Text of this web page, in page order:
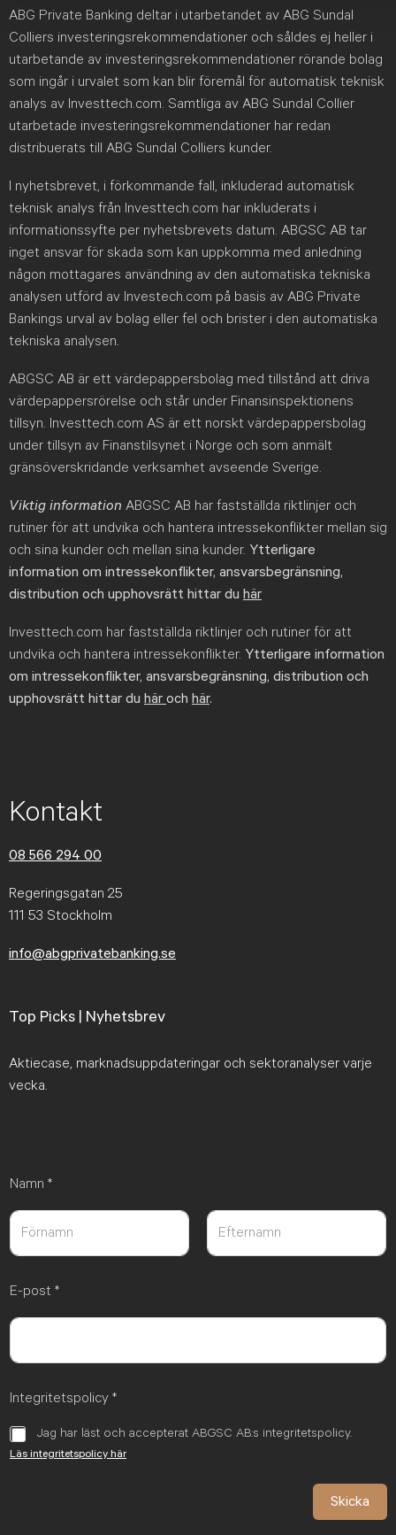
ABG Private Banking deltar i utarbetandet av ABG Sundal
Colliers investeringsrekommendationer och såldes ej heller i
utarbetande av investeringsrekommendationer rörande bolag
som ingår i urvalet som kan blir föremål för automatisk teknisk
analys av Investtech.com. Samtliga av ABG Sundal Collier
utarbetade investeringsrekommendationer har redan
distribuerats till ABG Sundal Colliers kunder.
I nyhetsbrevet, i förkommande fall, inkluderad automatisk
teknisk analys från Investtech.com har inkluderats i
informationssyfte per nyhetsbrevets datum. ABGSC AB tar
inget ansvar för skada som kan uppkomma med anledning
någon mottagares användning av den automatiska tekniska
analysen utförd av Investech.com på basis av ABG Private
Bankings urval av bolag eller fel och brister i den automatiska
tekniska analysen.
ABGSC AB är ett värdepappersbolag med tillstånd att driva
värdepappersrörelse och står under Finansinspektionens
tillsyn. Investtech.com AS är ett norskt värdepappersbolag
under tillsyn av Finanstilsynet i Norge och som anmält
gränsöverskridande verksamhet avseende Sverige.
Viktig information ABGSC AB har fastställda riktlinjer och
rutiner för att undvika och hantera intressekonflikter mellan sig
och sina kunder och mellan sina kunder. Ytterligare
information om intressekonflikter, ansvarsbegränsning,
distribution och upphovsrätt hittar du här
Investtech.com har fastställda riktlinjer och rutiner för att
undvika och hantera intressekonflikter. Ytterligare information
om intressekonflikter, ansvarsbegränsning, distribution och
upphovsrätt hittar du här och här.
Kontakt
08 566 294 00
Regeringsgatan 25
111 53 Stockholm
info@abgprivatebanking.se
Top Picks | Nyhetsbrev
Aktiecase, marknadsuppdateringar och sektoranalyser varje
vecka.
Namn *
E-post *
Integritetspolicy *
Jag har läst och accepterat ABGSC AB:s integritetspolicy.
Läs integritetspolicy här
Skicka